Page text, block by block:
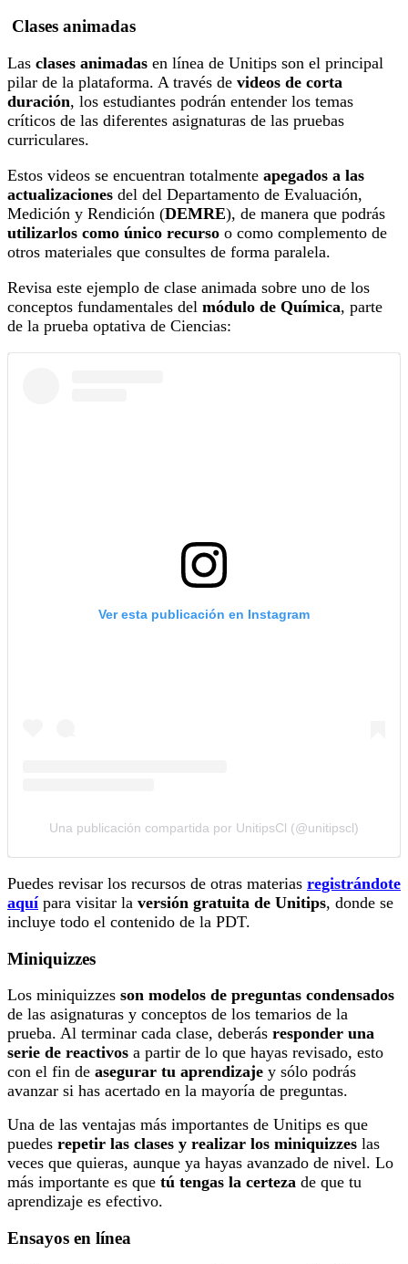
Clases animadas
Las clases animadas en línea de Unitips son el principal
pilar de la plataforma. A través de videos de corta
duración, los estudiantes podrán entender los temas
críticos de las diferentes asignaturas de las pruebas
curriculares.
Estos videos se encuentran totalmente apegados a las
actualizaciones del del Departamento de Evaluación,
Medición y Rendición (DEMRE), de manera que podrás
utilizarlos como único recurso o como complemento de
otros materiales que consultes de forma paralela.
Revisa este ejemplo de clase animada sobre uno de los
conceptos fundamentales del módulo de Química, parte
de la prueba optativa de Ciencias:
Ver esta publicación en Instagram
Una publicación compartida por UnitipsCl (@unitipscl)
Puedes revisar los recursos de otras materias registrándote
aquípara visitar la versión gratuita de Unitips, donde se
incluye todo el contenido de la PDT.
Miniquizzes
Los miniquizzes son modelos de preguntas condensados
de las asignaturas y conceptos de los temarios de la
prueba. Al terminar cada clase, deberás responder una
serie de reactivos a partir de lo que hayas revisado, esto
con el fin de asegurar tu aprendizaje y sólo podrás
avanzar si has acertado en la mayoría de preguntas.
Una de las ventajas más importantes de Unitips es que
puedes repetir las clases y realizar los miniquizzes las
veces que quieras, aunque ya hayas avanzado de nivel. Lo
más importante es que tú tengas la certeza de que tu
aprendizaje es efectivo.
Ensayos en línea